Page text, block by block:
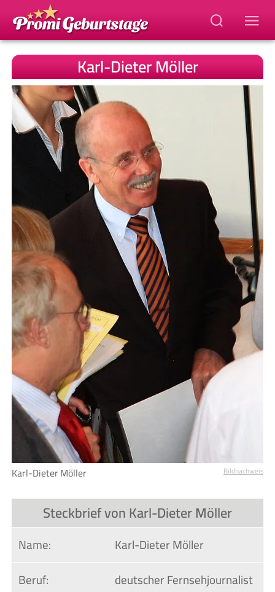
Karl-Dieter Möller
Karl-Dieter Möller Bildnachweis
Steckbrief von Karl-Dieter Möller
Name:
Karl-Dieter Möller
Beruf:
deutscher Fernsehjournalist